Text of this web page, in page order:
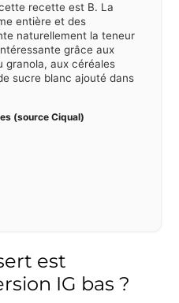
recette est B. La
entière et des
naturellement la teneur
grâce aux
granola, aux céréales
sucre blanc ajouté dans
(source Ciqual)
est
IG bas ?